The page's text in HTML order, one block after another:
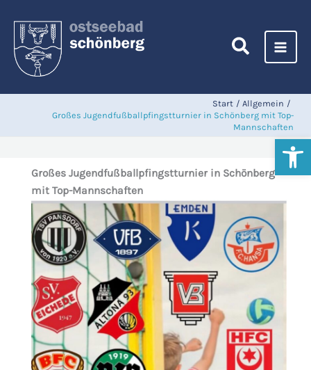
Inhalt
springen
Start
Allgemein
Großes Jugendfußballpfingstturnier in Schönberg mit Top-
Mannschaften
Großes Jugendfußballpfingstturnier in Schönberg
mit Top-Mannschaften